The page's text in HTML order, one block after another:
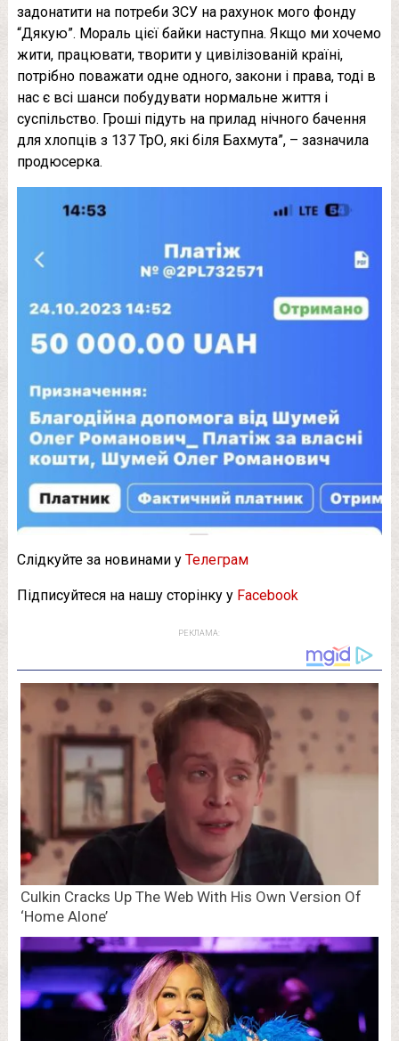
задонатити на потреби ЗСУ на рахунок мого фонду
“Дякую”. Мораль цієї байки наступна. Якщо ми хочемо
жити, працювати, творити у цивілізованій країні,
потрібно поважати одне одного, закони і права, тоді в
нас є всі шанси побудувати нормальне життя і
суспільство. Гроші підуть на прилад нічного бачення
для хлопців з 137 ТрО, які біля Бахмута”, – зазначила
продюсерка.
Слідкуйте за новинами у Телеграм
Підписуйтеся на нашу сторінку у Facebook
РЕКЛАМА: